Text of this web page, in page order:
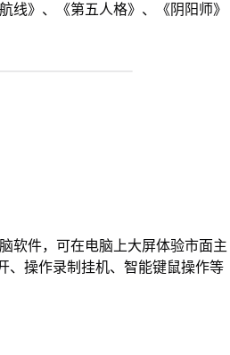
线》、《第五人格》、《阴阳师》
软件，可在电脑上大屏体验市面主
、操作录制挂机、智能键鼠操作等